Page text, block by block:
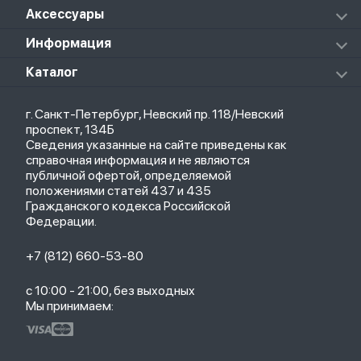
Xiaomi Pad 6
Xiaomi Redmi Pad
Redmi Buds 4 Pro
Notebook Pro
Колонки
Роботы-пылесосы
Стилусы
Товары для детей
Саундбары
Мониторы
ТВ-приставки
Аксессуары
Аксессуары к пылесосам и швабрам
Чехлы
Рюкзаки
Кабели
Зарядные устройства
Информация
О магазине
Политика конфиденциальности
Оплата и доставка
Партнерская программа
Гарантия
Обмен и возврат
Бонусы
Trade-in
Каталог
Новые поступления
Популярное
Акции
г. Санкт-Петербург, Невский пр. 118/Невский
проспект, 134Б
Сведения указанные на сайте приведены как
справочная информация и не являются
публичной офертой, определяемой
положениями статей 437 и 435
Гражданского кодекса Российской
Федерации.
+7 (812) 660-53-80
с 10:00 - 21:00, без выходных
Мы принимаем: